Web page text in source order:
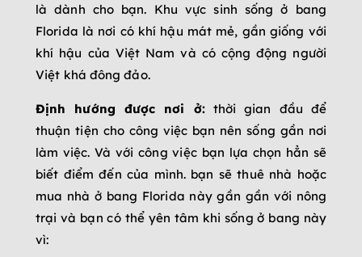
là dành cho bạn. Khu vực sinh sống ở bang
Florida là nơi có khí hậu mát mẻ, gần giống với
khí hậu của Việt Nam và có cộng động người
Việt khá đông đảo.
Định hướng được nơi ở:thời gian đầu để
thuận tiện cho công việc bạn nên sống gần nơi
làm việc. Và với công việc bạn lựa chọn hẳn sẽ
biết điểm đến của mình. bạn sẽ thuê nhà hoặc
mua nhà ở bang Florida này gần gần với nông
trại và bạn có thể yên tâm khi sống ở bang này
vì: